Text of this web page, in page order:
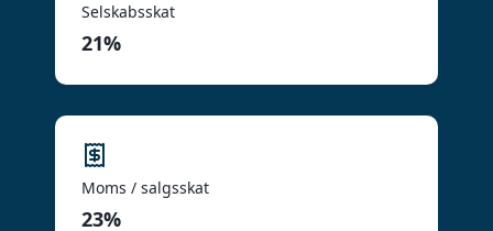
Selskabsskat
21%
Moms / salgsskat
23%